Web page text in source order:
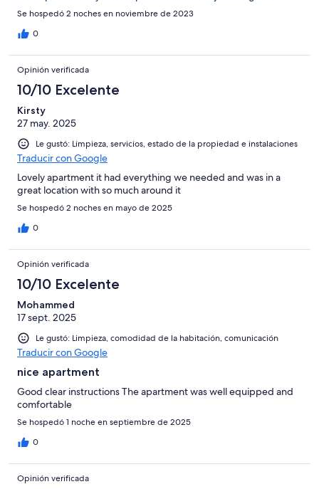
Se hospedó 2 noches en noviembre de 2023
0
Opinión verificada
10/10 Excelente
Kirsty
27 may. 2025
Le gustó: Limpieza, servicios, estado de la propiedad e instalaciones
Traducir con Google
Lovely apartment it had everything we needed and was in a
great location with so much around it
Se hospedó 2 noches en mayo de 2025
0
Opinión verificada
10/10 Excelente
Mohammed
17 sept. 2025
Le gustó: Limpieza, comodidad de la habitación, comunicación
Traducir con Google
nice apartment
Good clear instructions The apartment was well equipped and
comfortable
Se hospedó 1 noche en septiembre de 2025
0
Opinión verificada